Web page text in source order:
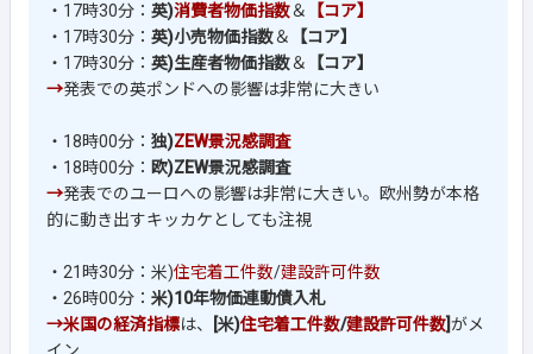
・17時30分： 英)消費者物価指数＆
【コア】
・17時30分： 英)小売物価指数＆
【コア】
・17時30分： 英)生産者物価指数＆
【コア】
→発表での英ポンドへの影響は非常に大きい
・18時00分： 独)ZEW景況感調査
・18時00分： 欧)ZEW景況感調査
→発表でのユーロへの影響は非常に大きい。欧州勢が本格
的に動き出すキッカケとしても注視
・21時30分： 米)住宅着工件数/建設許可件数
・26時00分： 米)10年物価連動債入札
→米国の経済指標は、 [米)住宅着工件数/建設許可件数]がメ